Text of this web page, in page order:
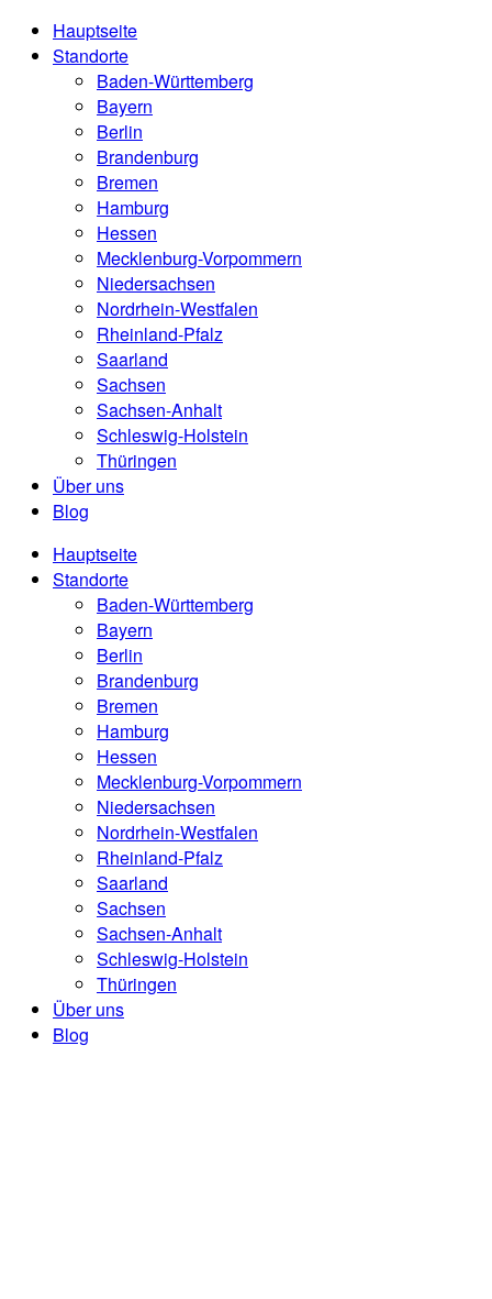
Hauptseite
Standorte
Baden-Württemberg
Bayern
Berlin
Brandenburg
Bremen
Hamburg
Hessen
Mecklenburg-Vorpommern
Niedersachsen
Nordrhein-Westfalen
Rheinland-Pfalz
Saarland
Sachsen
Sachsen-Anhalt
Schleswig-Holstein
Thüringen
Über uns
Blog
Hauptseite
Standorte
Baden-Württemberg
Bayern
Berlin
Brandenburg
Bremen
Hamburg
Hessen
Mecklenburg-Vorpommern
Niedersachsen
Nordrhein-Westfalen
Rheinland-Pfalz
Saarland
Sachsen
Sachsen-Anhalt
Schleswig-Holstein
Thüringen
Über uns
Blog